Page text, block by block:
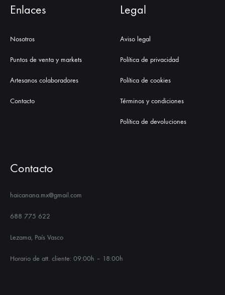
Enlaces
Nosotros
Puntos de venta y markets
Artesanos colaboradores
Contacto
Legal
Aviso legal
Política de privacidad
Política de cookies
Términos y condiciones
Política de devoluciones
Contacto
haicanana.mx@gmail.com
688 775 622
Lezama, País Vasco
Horario de att. cliente: 09:00h – 18:00h